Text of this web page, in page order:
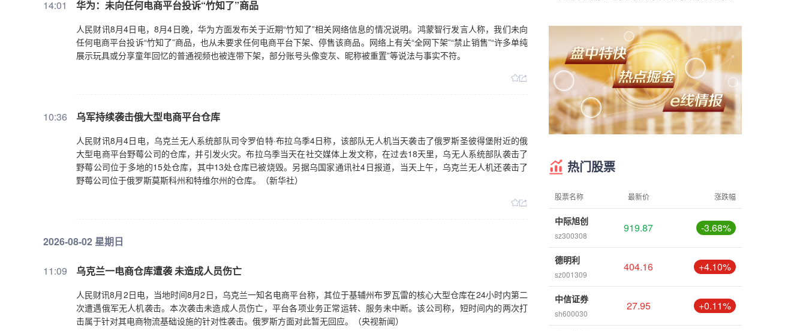
14:01 华为：未向任何电商平台投诉“竹知了”商品
人民财讯8月4日电，8月4日晚，华为方面发布关于近期“竹知了”相关网络信息的情况说明。鸿蒙智行发言人称，我们未向
任何电商平台投诉“竹知了”商品，也从未要求任何电商平台下架、停售该商品。网络上有关“全网下架”“禁止销售”“许多单纯
展示玩具或分享童年回忆的普通视频也被连带下架，部分账号头像变灰、昵称被重置”等说法与事实不符。
10:36 乌军持续袭击俄大型电商平台仓库
人民财讯8月4日电，乌克兰无人系统部队司令罗伯特·布拉乌季4日称，该部队无人机当天袭击了俄罗斯圣彼得堡附近的俄
大型电商平台野莓公司的仓库，并引发火灾。布拉乌季当天在社交媒体上发文称，在过去18天里，乌无人系统部队袭击了
野莓公司位于多地的15处仓库，其中13处仓库已被烧毁。另据乌国家通讯社4日报道，当天上午，乌克兰无人机还袭击了
野莓公司位于俄罗斯莫斯科州和特维尔州的仓库。（新华社）
2026-08-02 星期日
11:09 乌克兰一电商仓库遭袭 未造成人员伤亡
人民财讯8月2日电，当地时间8月2日，乌克兰一知名电商平台称，其位于基辅州布罗瓦雷的核心大型仓库在24小时内第二
次遭遇俄军无人机袭击。本次袭击未造成人员伤亡，平台各项业务正常运转、服务未中断。该公司称，短时间内的两次打
击属于针对其电商物流基础设施的针对性袭击。俄罗斯方面对此暂无回应。（央视新闻）
热门股票
股票名称 最新价 涨跌幅
中际旭创
sz300308
919.87 -3.68%
德明利
sz001309
404.16 +4.10%
中信证券
sh600030
27.95 +0.11%